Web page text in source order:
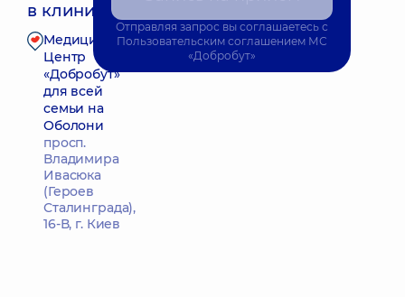
в клинике
Медицинский
Центр
«Добробут»
для всей
семьи на
Оболони
просп.
Владимира
Ивасюка
(Героев
Сталинграда),
16-В, г. Киев
Запись к врачу
Отправляя запрос вы соглашаетесь с
Пользовательским соглашением МС
«Добробут»